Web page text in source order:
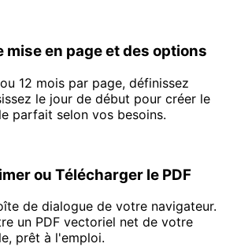
mise en page et des options
12 mois par page, définissez
le jour de début pour créer le
parfait selon vos besoins.
ou Télécharger le PDF
de dialogue de votre navigateur.
un PDF vectoriel net de votre
prêt à l'emploi.